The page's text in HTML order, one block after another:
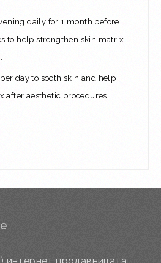
daily for 1 month before
to help strengthen skin matrix
day to sooth skin and help
after aesthetic procedures.